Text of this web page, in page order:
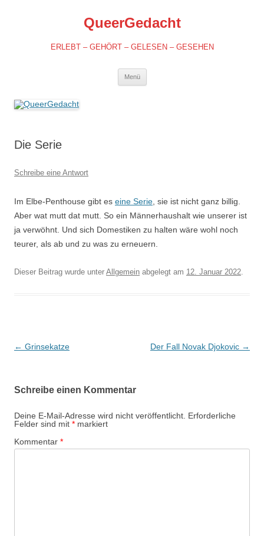
QueerGedacht
ERLEBT – GEHÖRT – GELESEN – GESEHEN
Menü
Die Serie
Schreibe eine Antwort
Im Elbe-Penthouse gibt es eine Serie , sie ist nicht ganz billig.
Aber wat mutt dat mutt. So ein Männerhaushalt wie unserer ist
ja verwöhnt. Und sich Domestiken zu halten wäre wohl noch
teurer, als ab und zu was zu erneuern.
Dieser Beitrag wurde unter Allgemein abgelegt am 12. Januar 2022.
Beitrags-
← Grinsekatze Der Fall Novak Djokovic →
Schreibe einen Kommentar
Deine E-Mail-Adresse wird nicht veröffentlicht. Erforderliche
Felder sind mit * markiert
Kommentar *